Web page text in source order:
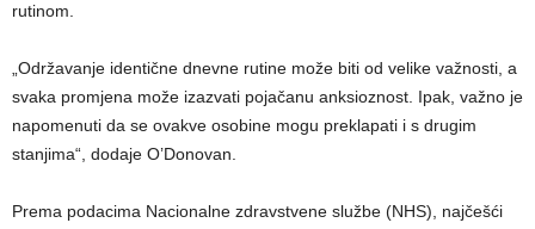
rutinom.
„Održavanje identične dnevne rutine može biti od velike važnosti, a
svaka promjena može izazvati pojačanu anksioznost. Ipak, važno je
napomenuti da se ovakve osobine mogu preklapati i s drugim
stanjima“, dodaje O’Donovan.
Prema podacima Nacionalne zdravstvene službe (NHS), najčešći